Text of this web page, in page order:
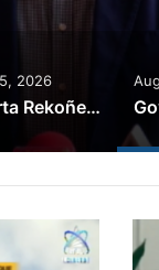
2026
PR Horta Rekoñese Timoroan Sira Iha Diáspora Nia Kontribuisaun